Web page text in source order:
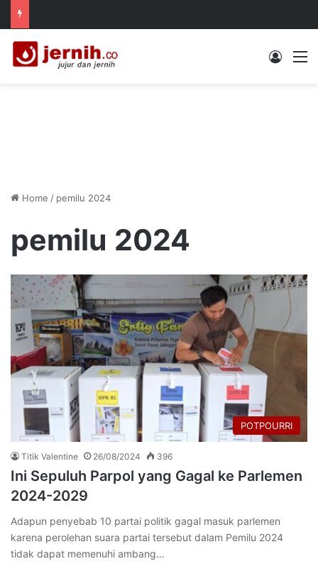
Log In
Home / pemilu 2024
pemilu 2024
POTPOURRI
Titik Valentine 26/08/2024 396
Ini Sepuluh Parpol yang Gagal ke Parlemen
2024-2029
Adapun penyebab 10 partai politik gagal masuk parlemen
karena perolehan suara partai tersebut dalam Pemilu 2024
tidak dapat memenuhi ambang…